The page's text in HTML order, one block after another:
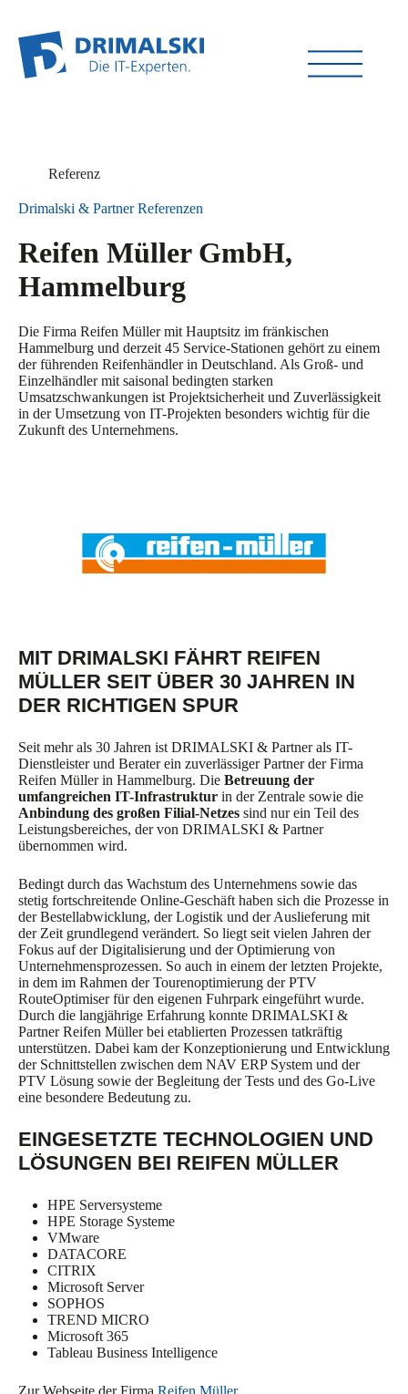
Referenz
Drimalski & Partner Referenzen
Reifen Müller GmbH,
Hammelburg
Die Firma Reifen Müller mit Hauptsitz im fränkischen
Hammelburg und derzeit 45 Service-Stationen gehört zu einem
der führenden Reifenhändler in Deutschland. Als Groß‐ und
Einzelhändler mit saisonal bedingten starken
Umsatzschwankungen ist Projektsicherheit und Zuverlässigkeit
in der Umsetzung von IT-Projekten besonders wichtig für die
Zukunft des Unternehmens.
MIT DRIMALSKI FÄHRT REIFEN
MÜLLER SEIT ÜBER 30 JAHREN IN
DER RICHTIGEN SPUR
Seit mehr als 30 Jahren ist DRIMALSKI & Partner als IT-
Dienstleister und Berater ein zuverlässiger Partner der Firma
Reifen Müller in Hammelburg. Die Betreuung der
umfangreichen IT-Infrastruktur in der Zentrale sowie die
Anbindung des großen Filial-Netzes sind nur ein Teil des
Leistungsbereiches, der von DRIMALSKI & Partner
übernommen wird.
Bedingt durch das Wachstum des Unternehmens sowie das
stetig fortschreitende Online-Geschäft haben sich die Prozesse in
der Bestellabwicklung, der Logistik und der Auslieferung mit
der Zeit grundlegend verändert. So liegt seit vielen Jahren der
Fokus auf der Digitalisierung und der Optimierung von
Unternehmensprozessen. So auch in einem der letzten Projekte,
in dem im Rahmen der Tourenoptimierung der PTV
RouteOptimiser für den eigenen Fuhrpark eingeführt wurde.
Durch die langjährige Erfahrung konnte DRIMALSKI &
Partner Reifen Müller bei etablierten Prozessen tatkräftig
unterstützen. Dabei kam der Konzeptionierung und Entwicklung
der Schnittstellen zwischen dem NAV ERP System und der
PTV Lösung sowie der Begleitung der Tests und des Go-Live
eine besondere Bedeutung zu.
EINGESETZTE TECHNOLOGIEN UND
LÖSUNGEN BEI REIFEN MÜLLER
HPE Serversysteme
HPE Storage Systeme
VMware
DATACORE
CITRIX
Microsoft Server
SOPHOS
TREND MICRO
Microsoft 365
Tableau Business Intelligence
Zur Webseite der Firma Reifen Müller